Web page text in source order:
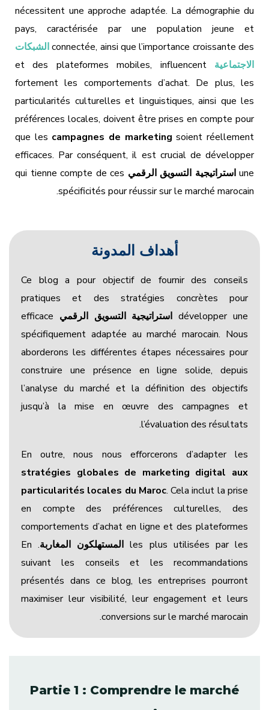
nécessitent une approche adaptée. La démographie du
pays, caractérisée par une population jeune et
connectée, ainsi que l’importance croissante desالشبكات
الاجتماعية
et des plateformes mobiles, influencent
fortement les comportements d’achat. De plus, les
particularités culturelles et linguistiques, ainsi que les
préférences locales, doivent être prises en compte pour
que les campagnes de marketing soient réellement
efficaces. Par conséquent, il est crucial de développer
une استراتيجية التسويق الرقمي qui tienne compte de ces
spécificités pour réussir sur le marché marocain.
أهداف المدونة
Ce blog a pour objectif de fournir des conseils
pratiques et des stratégies concrètes pour
développer une استراتيجية التسويق الرقمي efficace
spécifiquement adaptée au marché marocain. Nous
aborderons les différentes étapes nécessaires pour
construire une présence en ligne solide, depuis
l’analyse du marché et la définition des objectifs
jusqu’à la mise en œuvre des campagnes et
l’évaluation des résultats.
En outre, nous nous efforcerons d’adapter les
stratégies globales de marketing digital aux
particularités locales du Maroc. Cela inclut la prise
en compte des préférences culturelles, des
comportements d’achat en ligne et des plateformes
les plus utilisées par les المستهلكون المغاربة
. En
suivant les conseils et les recommandations
présentés dans ce blog, les entreprises pourront
maximiser leur visibilité, leur engagement et leurs
conversions sur le marché marocain.
Partie 1 : Comprendre le marché